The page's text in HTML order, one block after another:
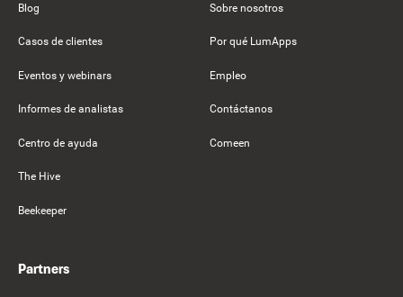
Blog
Casos de clientes
Eventos y webinars
Informes de analistas
Centro de ayuda
The Hive
Beekeeper
Sobre nosotros
Por qué LumApps
Empleo
Contáctanos
Comeen
Partners